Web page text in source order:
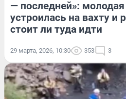
— последней»:
устроилась на вахту и
стоит ли туда идти
29 марта, 2026, 10:30 353 3